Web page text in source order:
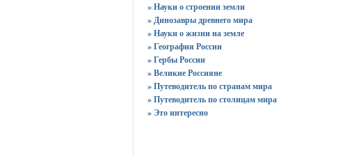
» Науки о строении земли
» Динозавры древнего мира
» Науки о жизни на земле
» География России
» Гербы России
» Великие Россияне
» Путеводитель по странам мира
» Путеводитель по столицам мира
» Это интересно